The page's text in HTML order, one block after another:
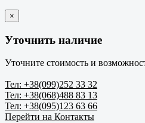
×
Уточнить наличие
Уточните стоимость и
Тел: +38(099)252 33 32
Тел: +38(068)488 83 13
Тел: +38(095)123 63 66
Перейти на Контакты